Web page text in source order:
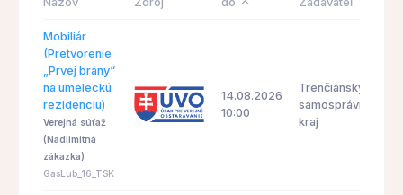
Mobiliár
(Pretvorenie
„Prvej brány“
na umeleckú
rezidenciu)
Verejná súťaž
(Nadlimitná
zákazka)
GasLub_16_TSK
14.08.2026
10:00
Trenčiansky
samosprávny
kraj